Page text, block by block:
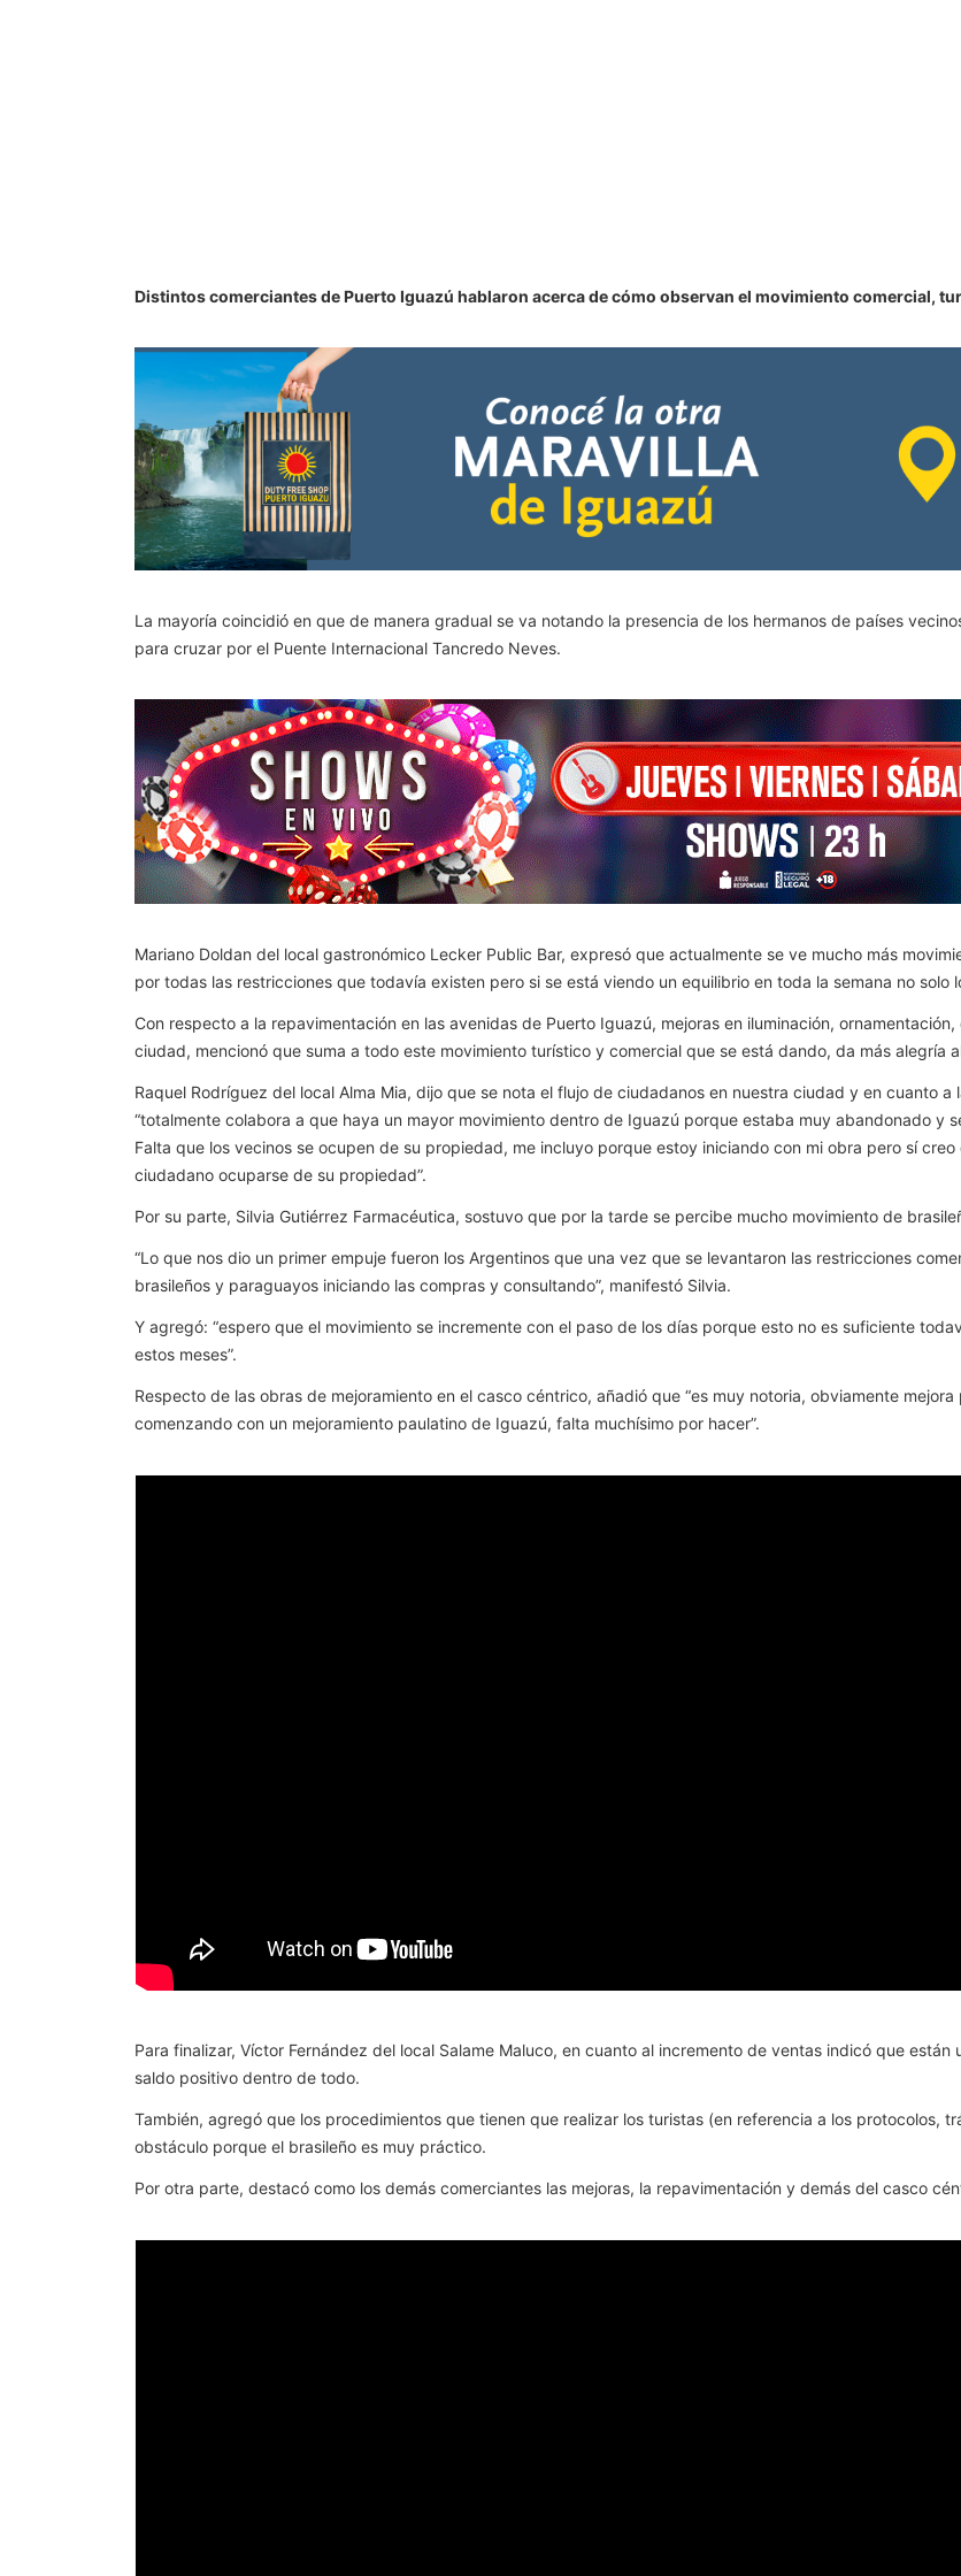
Distintos comerciantes de Puerto Iguazú hablaron acerca de cómo observan el movimiento comercial,
La mayoría coincidió en que de manera gradual se va notando la presencia de los hermanos de países
para cruzar por el Puente Internacional Tancredo Neves.
Mariano Doldan del local gastronómico Lecker Public Bar, expresó que actualmente se ve mucho más
por todas las restricciones que todavía existen pero si se está viendo un equilibrio en toda la semana no solo
Con respecto a la repavimentación en las avenidas de Puerto Iguazú, mejoras en iluminación,
ciudad, mencionó que suma a todo este movimiento turístico y comercial que se está dando, da más alegría
Raquel Rodríguez del local Alma Mia, dijo que se nota el flujo de ciudadanos en nuestra ciudad y en cuanto
“totalmente colabora a que haya un mayor movimiento dentro de Iguazú porque estaba muy abandonado y
Falta que los vecinos se ocupen de su propiedad, me incluyo porque estoy iniciando con mi obra pero sí
ciudadano ocuparse de su propiedad”.
Por su parte, Silvia Gutiérrez Farmacéutica, sostuvo que por la tarde se percibe mucho movimiento de
“Lo que nos dio un primer empuje fueron los Argentinos que una vez que se levantaron las restricciones
brasileños y paraguayos iniciando las compras y consultando”, manifestó Silvia.
Y agregó: “espero que el movimiento se incremente con el paso de los días porque esto no es suficiente
estos meses”.
Respecto de las obras de mejoramiento en el casco céntrico, añadió que “es muy notoria, obviamente
comenzando con un mejoramiento paulatino de Iguazú, falta muchísimo por hacer”.
Para finalizar, Víctor Fernández del local Salame Maluco, en cuanto al incremento de ventas indicó que
saldo positivo dentro de todo.
También, agregó que los procedimientos que tienen que realizar los turistas (en referencia a los protocolos,
obstáculo porque el brasileño es muy práctico.
Por otra parte, destacó como los demás comerciantes las mejoras, la repavimentación y demás del casco